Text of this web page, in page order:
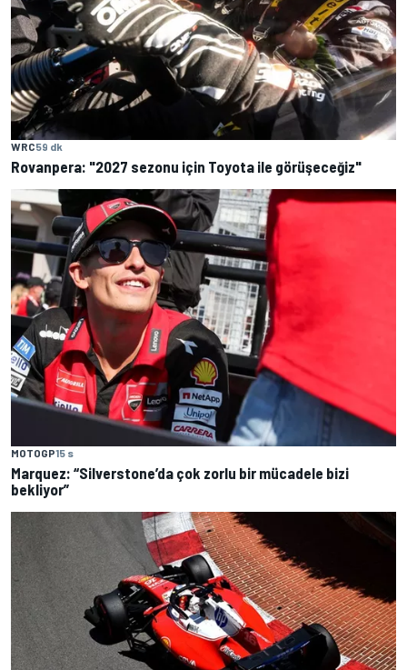
WRC59 dk
Rovanpera: "2027 sezonu için Toyota ile görüşeceğiz"
MOTOGP15 s
Marquez: “Silverstone’da çok zorlu bir mücadele bizi
bekliyor”